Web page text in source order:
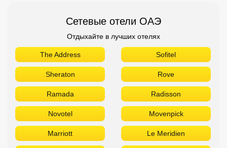
Сетевые отели ОАЭ
Отдыхайте в лучших отелях
The Address Sofitel
Sheraton Rove
Ramada Radisson
Novotel Movenpick
Marriott Le Meridien